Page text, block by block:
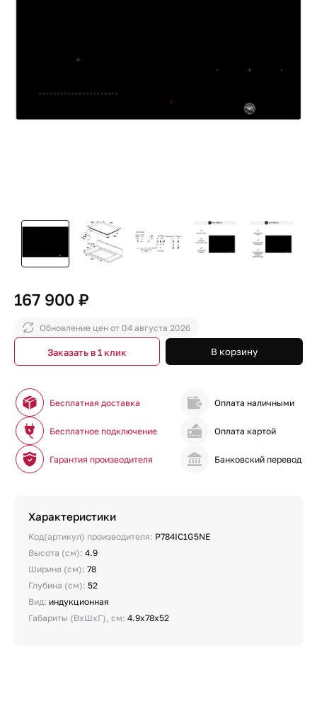
167 900 ₽
Обновление цен от 04 августа 2026
В корзину
Заказать в 1 клик
Бесплатная доставка
Бесплатное подключение
Гарантия производителя
Оплата наличными
Оплата картой
Банковский перевод
Характеристики
Код(артикул) производителя: P784IC1G5NE
Высота (см): 4.9
Ширина (см): 78
Глубина (см): 52
Вид: индукционная
Габариты (ВхШхГ), см: 4.9х78х52